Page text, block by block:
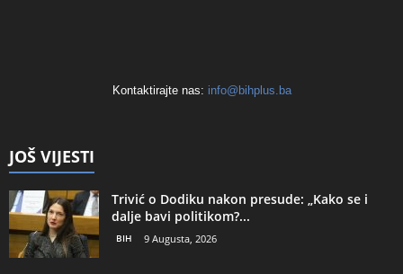
Kontaktirajte nas: info@bihplus.ba
JOŠ VIJESTI
Trivić o Dodiku nakon presude: „Kako se i
dalje bavi politikom?...
BIH 9 Augusta, 2026